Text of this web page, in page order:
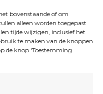
bovenstaande of om
alleen worden toegepast
tijde wijzigen, inclusief het
te maken van de knoppen
de knop 'Toestemming